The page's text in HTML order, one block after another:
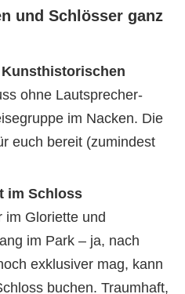
und Schlösser ganz
ohne Lautsprecher-
im Nacken. Die
euch bereit (zumindest
im Schloss
im Gloriette und
im Park – ja, nach
exklusiver mag, kann
buchen. Traumhaft,